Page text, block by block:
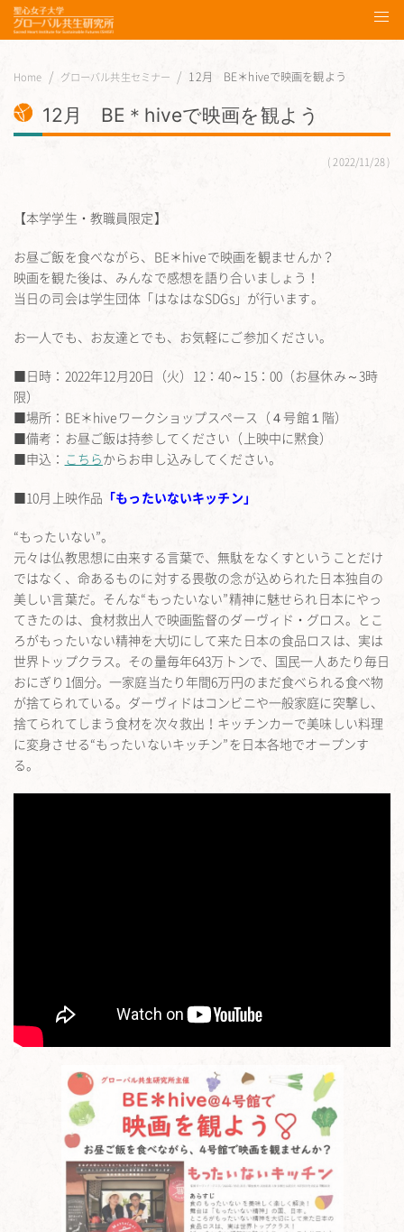
Home グローバル共生セミナー 12月 BE＊hiveで映画を観よう
12月 BE＊hiveで映画を観よう
2022/11/28
【本学学生・教職員限定】
お昼ご飯を食べながら、BE＊hiveで映画を観ませんか？
映画を観た後は、みんなで感想を語り合いましょう！
当日の司会は学生団体「はなはなSDGs」が行います。
お一人でも、お友達とでも、お気軽にご参加ください。
■日時：2022年12月20日（火）12：40～15：00（お昼休み～3時
限）
■場所：BE＊hiveワークショップスペース（４号館１階）
■備考：お昼ご飯は持参してください（上映中に黙食）
■申込： こちらからお申し込みしてください。
■10月上映作品 「もったいないキッチン」
“もったいない”。
元々は仏教思想に由来する言葉で、無駄をなくすということだけ
ではなく、命あるものに対する畏敬の念が込められた日本独自の
美しい言葉だ。そんな“もったいない”精神に魅せられ日本にやっ
てきたのは、食材救出人で映画監督のダーヴィド・グロス。とこ
ろがもったいない精神を大切にして来た日本の食品ロスは、実は
世界トップクラス。その量毎年643万トンで、国民一人あたり毎日
おにぎり1個分。一家庭当たり年間6万円のまだ食べられる食べ物
が捨てられている。ダーヴィドはコンビニや一般家庭に突撃し、
捨てられてしまう食材を次々救出！キッチンカーで美味しい料理
に変身させる“もったいないキッチン”を日本各地でオープンす
る。